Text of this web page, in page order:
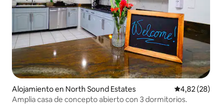
Alojamiento en North Sound Estates Calificación
4,82 (28)
Amplia casa de concepto abierto con 3 dormitorios.